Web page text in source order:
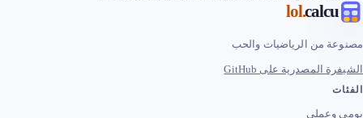
calcu
.lol
مصنوعة من الرياضيات والحب
الشيفرة المصدرية على GitHub
الفئات
يومي وعملي